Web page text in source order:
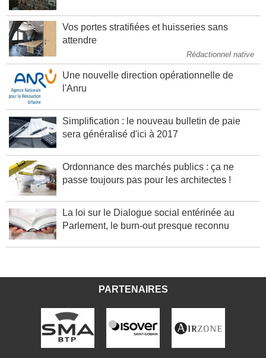
Vos portes stratifiées et huisseries sans
attendre
Rédactionnel native
Une nouvelle direction opérationnelle de
l'Anru
Simplification : le nouveau bulletin de paie
sera généralisé d'ici à 2017
Ordonnance des marchés publics : ça ne
passe toujours pas pour les architectes !
La loi sur le Dialogue social entérinée au
Parlement, le burn-out presque reconnu
PARTENAIRES